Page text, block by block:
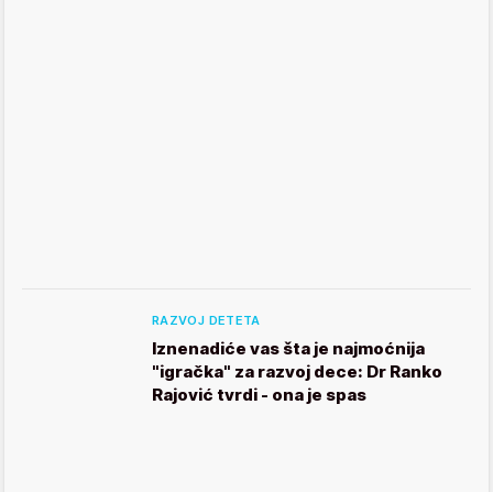
RAZVOJ DETETA
Iznenadiće vas šta je najmoćnija
"igračka" za razvoj dece: Dr Ranko
Rajović tvrdi - ona je spas